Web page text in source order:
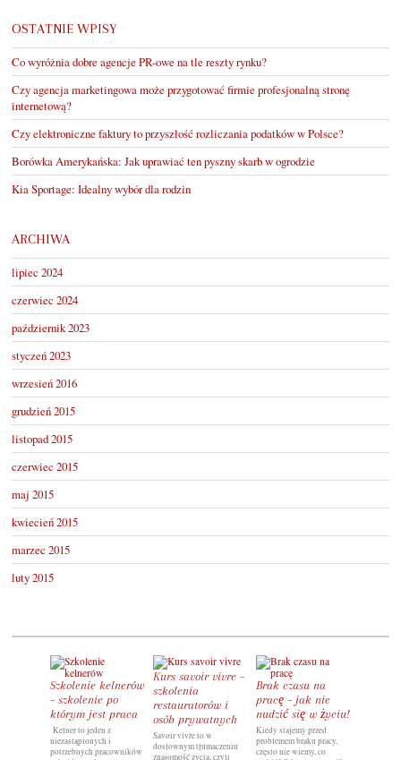
OSTATNIE WPISY
Co wyróżnia dobre agencje PR-owe na tle reszty rynku?
Czy agencja marketingowa może przygotować firmie profesjonalną stronę
internetową?
Czy elektroniczne faktury to przyszłość rozliczania podatków w Polsce?
Borówka Amerykańska: Jak uprawiać ten pyszny skarb w ogrodzie
Kia Sportage: Idealny wybór dla rodzin
ARCHIWA
lipiec 2024
czerwiec 2024
październik 2023
styczeń 2023
wrzesień 2016
grudzień 2015
listopad 2015
czerwiec 2015
maj 2015
kwiecień 2015
marzec 2015
luty 2015
Szkolenie kelnerów
– szkolenie po
którym jest praca
Kelner to jeden z
niezastąpionych i
potrzebnych pracowników
Kurs savoir vivre –
szkolenia
restauratorów i
osób prywatnych
Savoir vivre to w
dosłownym tłumaczeniu
znajomość życia, czyli
Brak czasu na
pracę – jak nie
nudzić się w życiu!
Kiedy stajemy przed
problemem braku pracy,
często nie wiemy, co